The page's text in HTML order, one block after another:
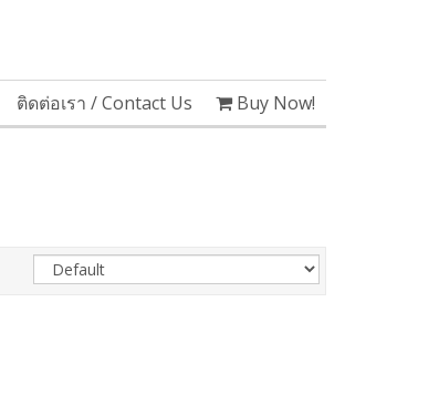
ติดต่อเรา / Contact Us Buy Now!